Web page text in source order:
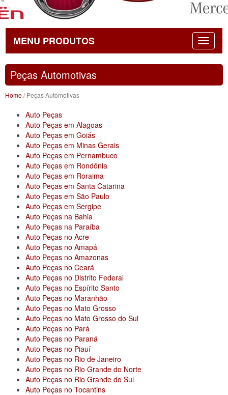
MENU PRODUTOS
Peças Automotivas
Home/ Peças Automotivas
Auto Peças
Auto Peças em Alagoas
Auto Peças em Goiás
Auto Peças em Minas Gerais
Auto Peças em Pernambuco
Auto Peças em Rondônia
Auto Peças em Roraima
Auto Peças em Santa Catarina
Auto Peças em São Paulo
Auto Peças em Sergipe
Auto Peças na Bahia
Auto Peças na Paraíba
Auto Peças no Acre
Auto Peças no Amapá
Auto Peças no Amazonas
Auto Peças no Ceará
Auto Peças no Distrito Federal
Auto Peças no Espírito Santo
Auto Peças no Maranhão
Auto Peças no Mato Grosso
Auto Peças no Mato Grosso do Sul
Auto Peças no Pará
Auto Peças no Paraná
Auto Peças no Piauí
Auto Peças no Rio de Janeiro
Auto Peças no Rio Grande do Norte
Auto Peças no Rio Grande do Sul
Auto Peças no Tocantins